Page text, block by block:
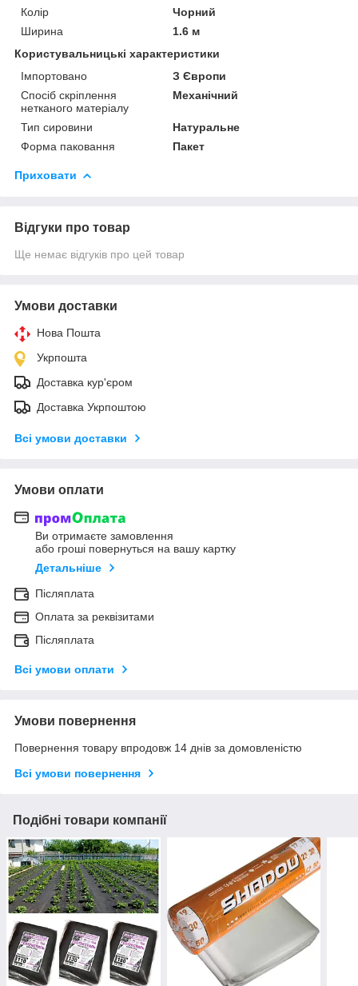
Колір
Чорний
Ширина
1.6 м
Користувальницькі характеристики
Імпортовано
З Європи
Спосіб скріплення
нетканого матеріалу
Механічний
Тип сировини
Натуральне
Форма паковання
Пакет
Приховати
Відгуки про товар
Ще немає відгуків про цей товар
Умови доставки
Нова Пошта
Укрпошта
Доставка кур'єром
Доставка Укрпоштою
Всі умови доставки
Умови оплати
Ви отримаєте замовлення
або гроші повернуться на вашу картку
Детальніше
Післяплата
Оплата за реквізитами
Післяплата
Всі умови оплати
Умови повернення
Повернення товару впродовж 14 днів за домовленістю
Всі умови повернення
Подібні товари компанії